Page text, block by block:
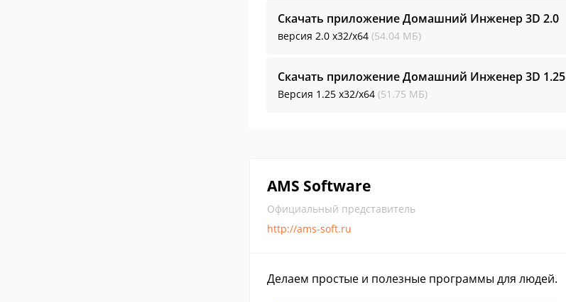
Скачать приложение Домашний Инженер 3D 2.0
версия 2.0 x32/x64 (54.04 МБ)
Скачать приложение Домашний Инженер 3D 1.25
Версия 1.25 x32/x64 (51.75 МБ)
AMS Software
Официальный представитель
http://ams-soft.ru
Делаем простые и полезные программы для людей.